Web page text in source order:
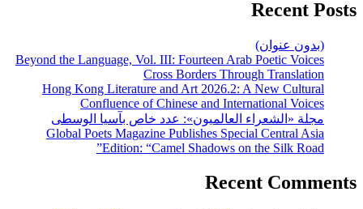
Beyond the Language, Vol. III:
Cross Borders
Hong Kong Literature and Art
Confluence of Chinese and
عدد خاص بآسيا الوسطى
Global Poets Magazine Publishes
Edition: “Camel